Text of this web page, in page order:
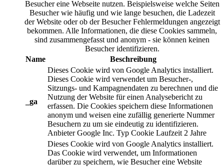
Besucher eine Webseite nutzen. Beispielsweise welche Seiten
Besucher wie häufig und wie lange besuchen, die Ladezeit
der Website oder ob der Besucher Fehlermeldungen angezeigt
bekommen. Alle Informationen, die diese Cookies sammeln,
sind zusammengefasst und anonym - sie können keinen
Besucher identifizieren.
Name
Beschreibung
_ga
Dieses Cookie wird von Google Analytics installiert.
Dieses Cookie wird verwendet um Besucher-,
Sitzungs- und Kampagnendaten zu berechnen und die
Nutzung der Website für einen Analysebericht zu
erfassen. Die Cookies speichern diese Informationen
anonym und weisen eine zufällig generierte Nummer
Besuchern zu um sie eindeutig zu identifizieren.
Anbieter Google Inc. Typ Cookie Laufzeit 2 Jahre
Dieses Cookie wird von Google Analytics installiert.
Das Cookie wird verwendet, um Informationen
darüber zu speichern, wie Besucher eine Website